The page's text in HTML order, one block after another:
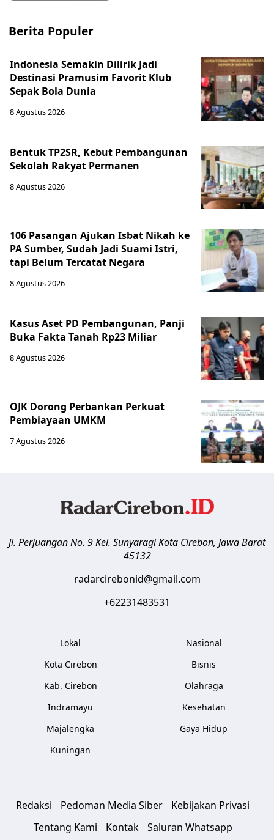
Berita Populer
Indonesia Semakin Dilirik Jadi
Destinasi Pramusim Favorit Klub
Sepak Bola Dunia
8 Agustus 2026
Bentuk TP2SR, Kebut Pembangunan
Sekolah Rakyat Permanen
8 Agustus 2026
106 Pasangan Ajukan Isbat Nikah ke
PA Sumber, Sudah Jadi Suami Istri,
tapi Belum Tercatat Negara
8 Agustus 2026
Kasus Aset PD Pembangunan, Panji
Buka Fakta Tanah Rp23 Miliar
8 Agustus 2026
OJK Dorong Perbankan Perkuat
Pembiayaan UMKM
7 Agustus 2026
Jl. Perjuangan No. 9 Kel. SunyaragiKota Cirebon, Jawa Barat
45132
radarcirebonid@gmail.com
+62231483531
Lokal
Kota Cirebon
Kab. Cirebon
Indramayu
Majalengka
Kuningan
Nasional
Bisnis
Olahraga
Kesehatan
Gaya Hidup
Redaksi Pedoman Media Siber
Kebijakan Privasi
Tentang Kami
Kontak Saluran Whatsapp